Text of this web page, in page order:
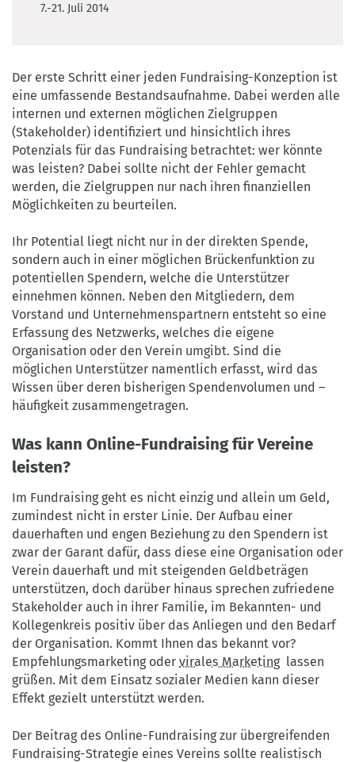
7.-21. Juli 2014
Der erste Schritt einer jeden Fundraising-Konzeption ist
eine umfassende Bestandsaufnahme. Dabei werden alle
internen und externen möglichen Zielgruppen
(Stakeholder) identifiziert und hinsichtlich ihres
Potenzials für das Fundraising betrachtet: wer könnte
was leisten? Dabei sollte nicht der Fehler gemacht
werden, die Zielgruppen nur nach ihren finanziellen
Möglichkeiten zu beurteilen.
Ihr Potential liegt nicht nur in der direkten Spende,
sondern auch in einer möglichen Brückenfunktion zu
potentiellen Spendern, welche die Unterstützer
einnehmen können. Neben den Mitgliedern, dem
Vorstand und Unternehmenspartnern entsteht so eine
Erfassung des Netzwerks, welches die eigene
Organisation oder den Verein umgibt. Sind die
möglichen Unterstützer namentlich erfasst, wird das
Wissen über deren bisherigen Spendenvolumen und –
häufigkeit zusammengetragen.
Was kann Online-Fundraising für Vereine
leisten?
Im Fundraising geht es nicht einzig und allein um Geld,
zumindest nicht in erster Linie. Der Aufbau einer
dauerhaften und engen Beziehung zu den Spendern ist
zwar der Garant dafür, dass diese eine Organisation oder
Verein dauerhaft und mit steigenden Geldbeträgen
unterstützen, doch darüber hinaus sprechen zufriedene
Stakeholder auch in ihrer Familie, im Bekannten- und
Kollegenkreis positiv über das Anliegen und den Bedarf
der Organisation. Kommt Ihnen das bekannt vor?
Empfehlungsmarketing oder virales Marketinglassen
grüßen. Mit dem Einsatz sozialer Medien kann dieser
Effekt gezielt unterstützt werden.
Der Beitrag des Online-Fundraising zur übergreifenden
Fundraising-Strategie eines Vereins sollte realistisch